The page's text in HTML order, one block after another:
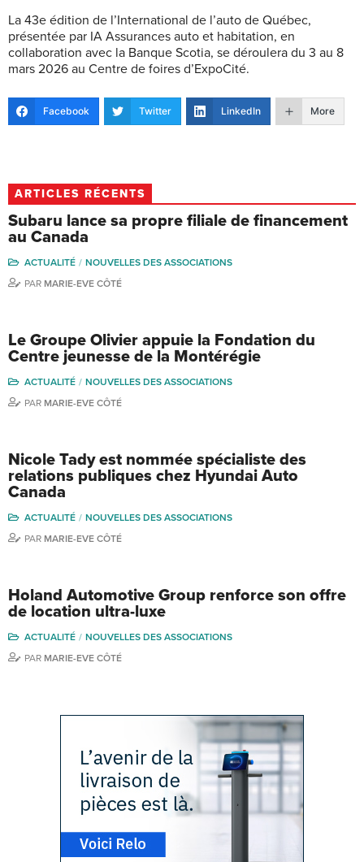
La 43e édition de l’International de l’auto de Québec,
présentée par IA Assurances auto et habitation, en
collaboration avec la Banque Scotia, se déroulera du 3 au 8
mars 2026 au Centre de foires d’ExpoCité.
Facebook Twitter LinkedIn More
ARTICLES RÉCENTS
Subaru lance sa propre filiale de financement
au Canada
ACTUALITÉ
NOUVELLES DES ASSOCIATIONS
PAR MARIE-EVE CÔTÉ
Le Groupe Olivier appuie la Fondation du
Centre jeunesse de la Montérégie
ACTUALITÉ
NOUVELLES DES ASSOCIATIONS
PAR MARIE-EVE CÔTÉ
Nicole Tady est nommée spécialiste des
relations publiques chez Hyundai Auto
Canada
ACTUALITÉ
NOUVELLES DES ASSOCIATIONS
PAR MARIE-EVE CÔTÉ
Holand Automotive Group renforce son offre
de location ultra-luxe
ACTUALITÉ
NOUVELLES DES ASSOCIATIONS
PAR MARIE-EVE CÔTÉ